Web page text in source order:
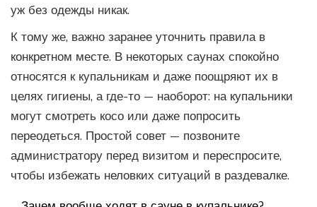
уж без одежды никак.
К тому же, важно заранее уточнить правила в
конкретном месте. В некоторых саунах спокойно
относятся к купальникам и даже поощряют их в
целях гигиены, а где-то — наоборот: на купальники
могут смотреть косо или даже попросить
переодеться. Простой совет — позвоните
администратору перед визитом и переспросите,
чтобы избежать неловких ситуаций в раздевалке.